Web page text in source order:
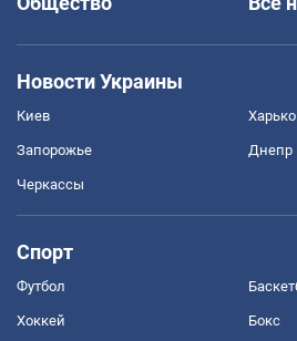
Новости Украины
Киев
Запорожье Днепр
Черкассы
Спорт
Футбол
Хоккей Бокс